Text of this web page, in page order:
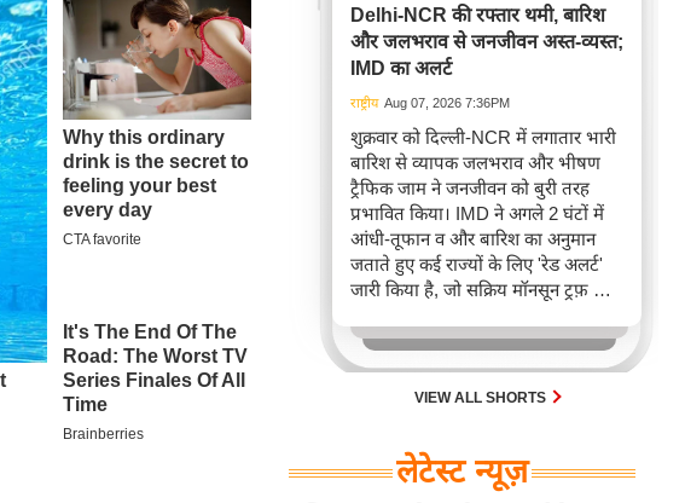
Delhi-NCR की रफ्तार थमी, बारिश
और जलभराव से जनजीवन अस्त-व्यस्त;
IMD का अलर्ट
राष्ट्रीय Aug 07, 2026 7:36PM
शुक्रवार को दिल्ली-NCR में लगातार भारी
बारिश से व्यापक जलभराव और भीषण
ट्रैफिक जाम ने जनजीवन को बुरी तरह
प्रभावित किया। IMD ने अगले 2 घंटों में
आंधी-तूफान व और बारिश का अनुमान
जताते हुए कई राज्यों के लिए 'रेड अलर्ट'
जारी किया है, जो सक्रिय मॉनसून ट्रफ़ और
जिससे यातायात बाधित होने के साथ-साथ
सफदरजंग अस्पताल में भी जलभराव की
स्थिति बनी।VIEW ALL SHORTS
लेटेस्ट न्यूज़